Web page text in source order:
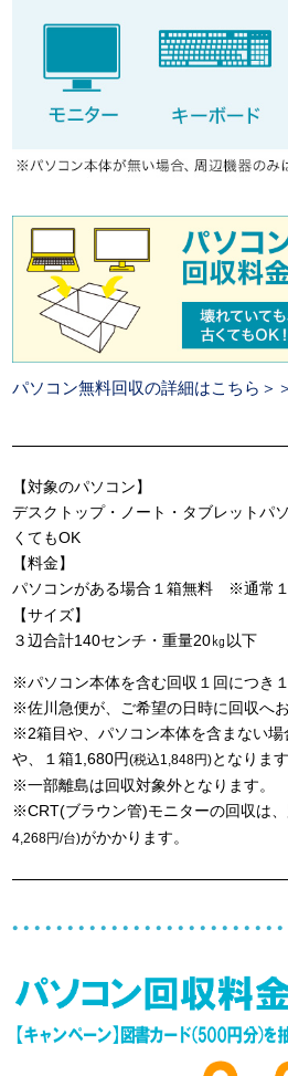
パソコン無料回収の詳細はこちら＞＞
【対象のパソコン】
デスクトップ・ノート・タブレット
くてもOK
【料金】
パソコンがある場合１箱無料 ※通常
【サイズ】
３辺合計140センチ・重量20㎏以下
※パソコン本体を含む回収１回につき
※佐川急便が、ご希望の日時に回収へ
※2箱目や、パソコン本体を含まない場
や、１箱1,680円(税込1,848円)となります
※一部離島は回収対象外となります。
※CRT(ブラウン管)モニターの回収は
4,268円/台)がかかります。